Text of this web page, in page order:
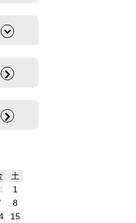
土
1
8
15